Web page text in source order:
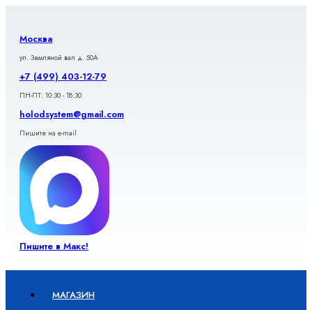
содержимому
Москва
ул. Земляной вал д. 50А
+7 (499) 403-12-79
ПН-ПТ: 10:30 - 18:30
holodsystem@gmail.com
Пишите на e-mail
Пишите в Макс!
МАГАЗИН